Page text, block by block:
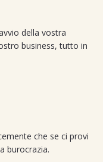
della vostra
business, tutto in
che se ci provi
burocrazia.